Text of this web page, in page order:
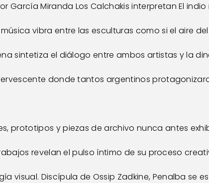
García Miranda Los Calchakis interpretan El
vibra entre las esculturas como si el aire
sintetiza el diálogo entre ambos artistas y la
donde tantos argentinos
prototipos y piezas de archivo nunca antes
revelan el pulso íntimo de su proceso
visual. Discípula de Ossip Zadkine, Penalba se